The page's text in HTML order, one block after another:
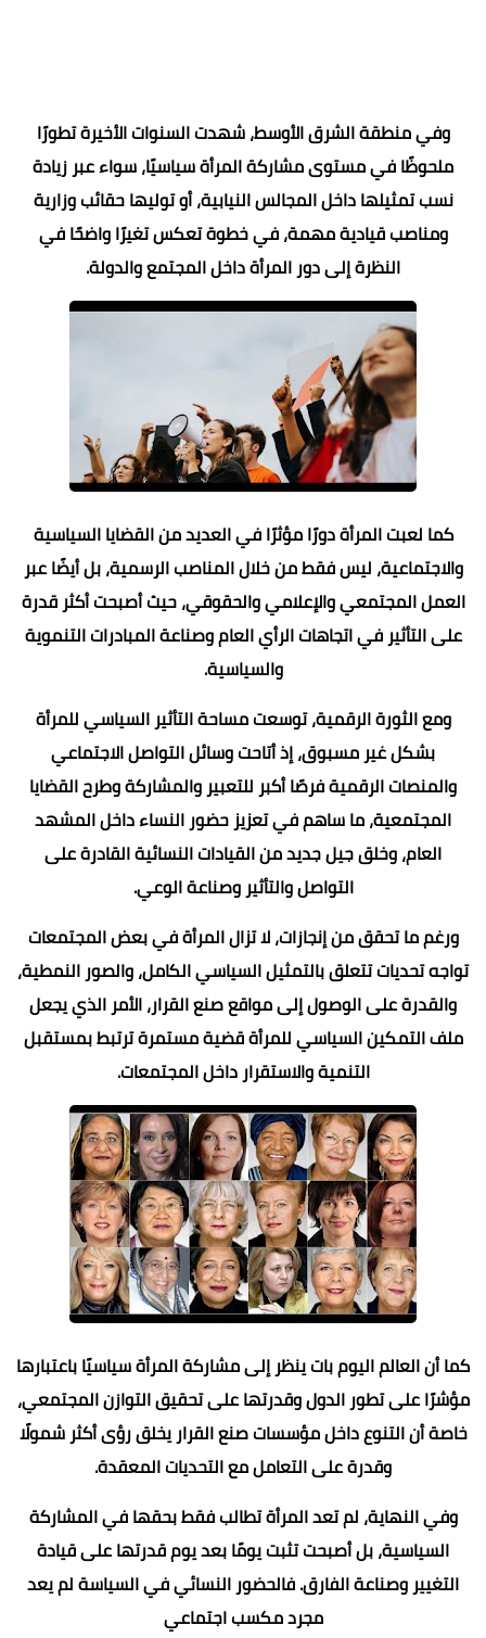
وفي منطقة الشرق الأوسط، شهدت السنوات الأخيرة تطورًا
ملحوظًا في مستوى مشاركة المرأة سياسيًا، سواء عبر زيادة
نسب تمثيلها داخل المجالس النيابية، أو توليها حقائب وزارية
ومناصب قيادية مهمة، في خطوة تعكس تغيرًا واضحًا في
النظرة إلى دور المرأة داخل المجتمع والدولة.
كما لعبت المرأة دورًا مؤثرًا في العديد من القضايا السياسية
والاجتماعية، ليس فقط من خلال المناصب الرسمية، بل أيضًا عبر
العمل المجتمعي والإعلامي والحقوقي، حيث أصبحت أكثر قدرة
على التأثير في اتجاهات الرأي العام وصناعة المبادرات التنموية
والسياسية.
ومع الثورة الرقمية، توسعت مساحة التأثير السياسي للمرأة
بشكل غير مسبوق، إذ أتاحت وسائل التواصل الاجتماعي
والمنصات الرقمية فرصًا أكبر للتعبير والمشاركة وطرح القضايا
المجتمعية، ما ساهم في تعزيز حضور النساء داخل المشهد
العام، وخلق جيل جديد من القيادات النسائية القادرة على
التواصل والتأثير وصناعة الوعي.
ورغم ما تحقق من إنجازات، لا تزال المرأة في بعض المجتمعات
تواجه تحديات تتعلق بالتمثيل السياسي الكامل، والصور النمطية،
والقدرة على الوصول إلى مواقع صنع القرار، الأمر الذي يجعل
ملف التمكين السياسي للمرأة قضية مستمرة ترتبط بمستقبل
التنمية والاستقرار داخل المجتمعات.
كما أن العالم اليوم بات ينظر إلى مشاركة المرأة سياسيًا باعتبارها
مؤشرًا على تطور الدول وقدرتها على تحقيق التوازن المجتمعي،
خاصة أن التنوع داخل مؤسسات صنع القرار يخلق رؤى أكثر شمولًا
وقدرة على التعامل مع التحديات المعقدة.
وفي النهاية، لم تعد المرأة تطالب فقط بحقها في المشاركة
السياسية، بل أصبحت تثبت يومًا بعد يوم قدرتها على قيادة
التغيير وصناعة الفارق. فالحضور النسائي في السياسة لم يعد
مجرد مكسب اجتماعي